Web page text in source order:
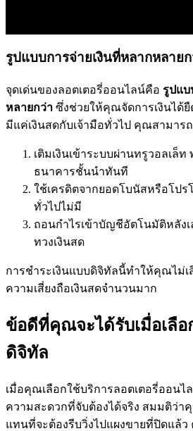
รูปแบบการจ่ายเงินที่หลากหลาย
จุดเด่นของลอตเตอรี่ออนไลน์คือ รูปแบ
หลายกว่า ซึ่งช่วยให้คุณจัดการเงินได้
มีแค่เงินสดกับเจ้ามือทั่วไป คุณสามาร
เติมเงินเข้าระบบผ่านทรูวอลเล็
ธนาคารชั้นนำทันที
ใช้เครดิตจากยอดโบนัสหรือโป
ทั่วไปไม่มี
ถอนกำไรเข้าบัญชีอัตโนมัติหลัง
ทวงเงินสด
การชำระเงินแบบดิจิทัลนี้ทำให้คุณไม่เ
ความเสี่ยงถือเงินสดจำนวนมาก
ข้อดีที่คุณจะได้รับเมื่อเลือ
ดิจิทัล
เมื่อคุณเลือกใช้บริการลอตเตอรี่ออน
ความสะดวกที่จับต้องได้จริง สมมติว่
แทนที่จะต้องรีบวิ่งไปแผงขายที่ปิดแล้